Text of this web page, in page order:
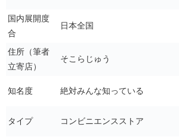
国内展開度
合
日本全国
住所（筆者
立寄店）
そこらじゅう
知名度 絶対みんな知っている
タイプ コンビニエンスストア